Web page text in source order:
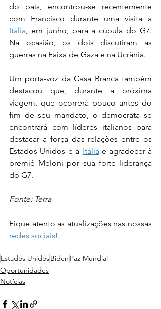
do país, encontrou-se recentemente
Itália, em junho, para a cúpula do G7.
Na ocasião, os dois discutiram as
guerras na Faixa de Gaza e na Ucrânia.
Um porta-voz da Casa Branca também
destacou que, durante a próxima
viagem, que ocorrerá pouco antes do
fim de seu mandato, o democrata se
encontrará com líderes italianos para
destacar a força das relações entre os
Estados Unidos e a Itália e agradecer à
premiê Meloni por sua forte liderança
do G7.
Fonte: Terra
redes sociais!
Estados UnidosBiden Paz Mundial
Oportunidades
Notícias